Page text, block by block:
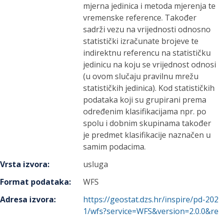
mjerna jedinica i metoda mjerenja te
vremenske reference. Također
sadrži vezu na vrijednosti odnosno
statistički izračunate brojeve te
indirektnu referencu na statističku
jedinicu na koju se vrijednost odnosi
(u ovom slučaju pravilnu mrežu
statističkih jedinica). Kod statističkih
podataka koji su grupirani prema
određenim klasifikacijama npr. po
spolu i dobnim skupinama također
je predmet klasifikacije naznačen u
samim podacima.
Vrsta izvora:
usluga
Format podataka:
WFS
Adresa izvora:
https://geostat.dzs.hr/inspire/pd-202
1/wfs?service=WFS&version=2.0.0&re